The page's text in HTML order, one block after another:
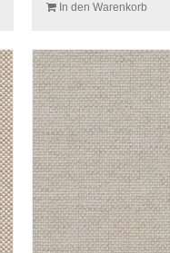
In den Warenkorb